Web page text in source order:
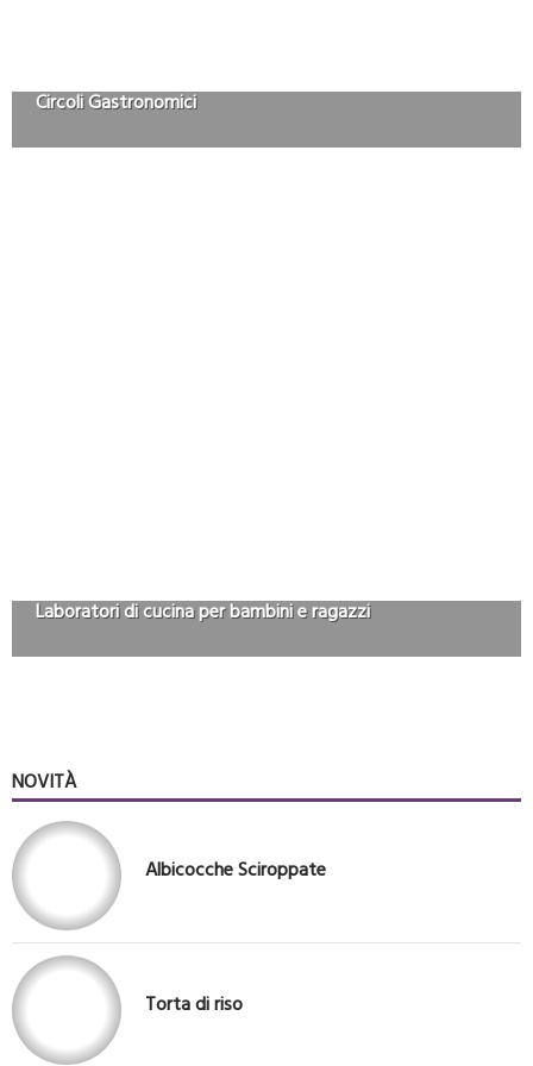
Circoli Gastronomici
Laboratori di cucina per bambini e ragazzi
NOVITÀ
Albicocche Sciroppate
Torta di riso